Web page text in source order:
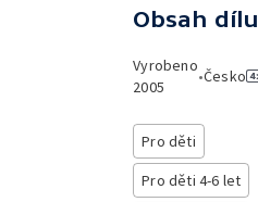
Obsah dílu
Vyrobeno
2005
•Česko
Pro děti
Pro děti 4-6 let